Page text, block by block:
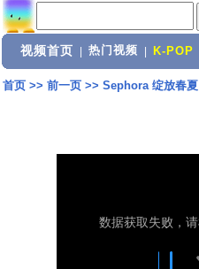
视频首页 热门视频 K-POP
首页>> 前一页>> Sephora 绽放春夏